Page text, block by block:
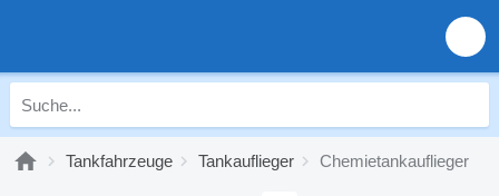
Tankfahrzeuge Tankauflieger Chemietankauflieger